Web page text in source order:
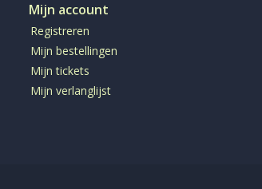
Mijn account
Registreren
Mijn bestellingen
Mijn tickets
Mijn verlanglijst